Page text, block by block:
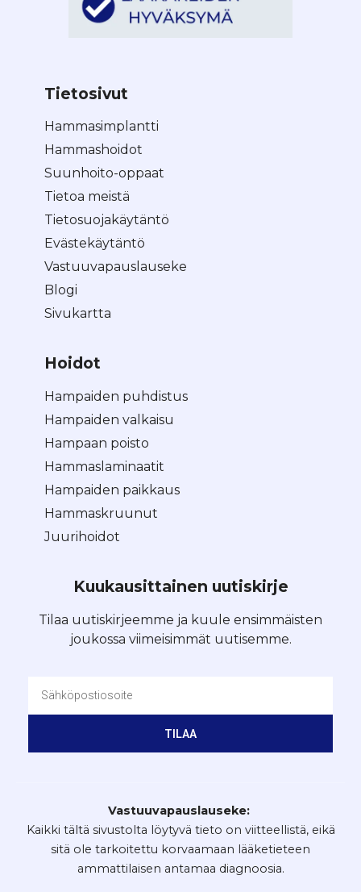
Tietosivut
Hammasimplantti
Hammashoidot
Suunhoito-oppaat
Tietoa meistä
Tietosuojakäytäntö
Evästekäytäntö
Vastuuvapauslauseke
Blogi
Sivukartta
Hoidot
Hampaiden puhdistus
Hampaiden valkaisu
Hampaan poisto
Hammaslaminaatit
Hampaiden paikkaus
Hammaskruunut
Juurihoidot
Kuukausittainen uutiskirje
Tilaa uutiskirjeemme ja kuule ensimmäisten
joukossa viimeisimmät uutisemme.
TILAA
Vastuuvapauslauseke:
Kaikki tältä sivustolta löytyvä tieto on viitteellistä, eikä
sitä ole tarkoitettu korvaamaan lääketieteen
ammattilaisen antamaa diagnoosia.